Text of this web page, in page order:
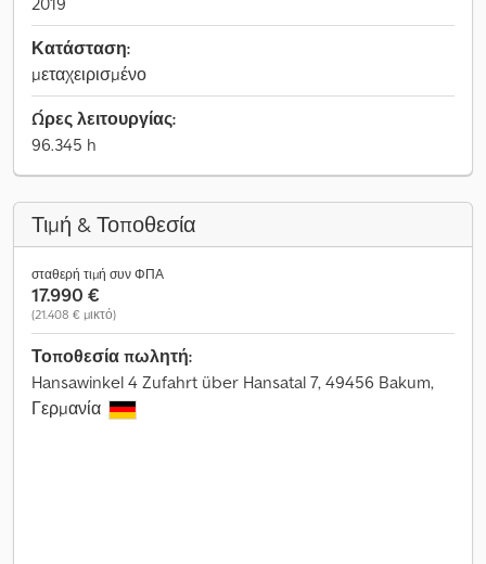
Κατάσταση:
μεταχειρισμένο
Ώρες λειτουργίας:
96.345 h
Τιμή & Τοποθεσία
σταθερή τιμή συν ΦΠΑ
17.990 €
(21.408 € μικτό)
Τοποθεσία πωλητή:
Hansawinkel 4 Zufahrt über Hansatal 7, 49456 Bakum,
Γερμανία